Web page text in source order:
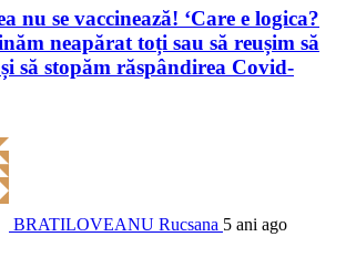
nu se vaccinează! ‘Care e logica?
neapărat toți sau să reușim să
să stopăm răspândirea Covid-
BRATILOVEANU Rucsana 5 ani ago